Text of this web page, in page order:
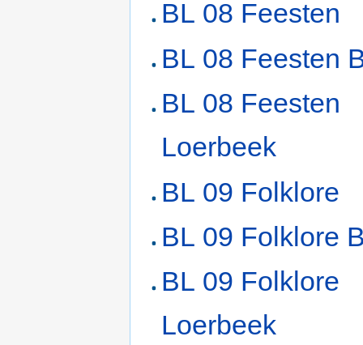
BL 08 Feesten
BL 08 Feesten
BL 08 Feesten
Loerbeek
BL 09 Folklore
BL 09 Folklore
BL 09 Folklore
Loerbeek